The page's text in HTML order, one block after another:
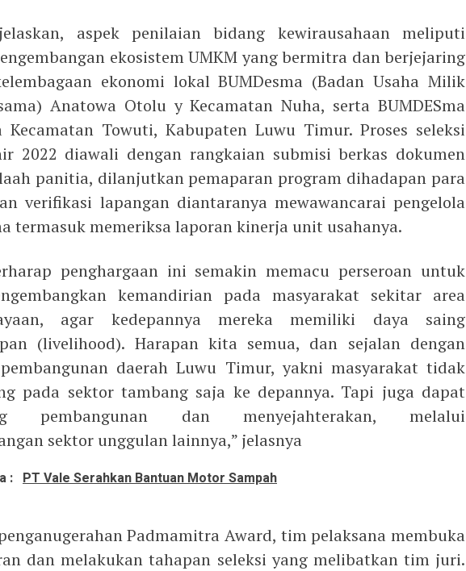
aspek penilaian bidang kewirausahaan meliputi
ekosistem UMKM yang bermitra dan berjejaring
ekonomi lokal BUMDesma (Badan Usaha Milik
Anatowa Otolu y Kecamatan Nuha, serta BUMDESma
Kecamatan Towuti, Kabupaten Luwu Timur. Proses seleksi
2022 diawali dengan rangkaian submisi berkas dokumen
panitia, dilanjutkan pemaparan program dihadapan para
verifikasi lapangan diantaranya mewawancarai pengelola
termasuk memeriksa laporan kinerja unit usahanya.
penghargaan ini semakin memacu perseroan untuk
kemandirian pada masyarakat sekitar area
agar kedepannya mereka memiliki daya saing
(livelihood). Harapan kita semua, dan sejalan dengan
daerah Luwu Timur, yakni masyarakat tidak
pada sektor tambang saja ke depannya. Tapi juga dapat
pembangunan dan menyejahterakan, melalui
sektor unggulan lainnya,” jelasnya
: PT Vale Serahkan Bantuan Motor Sampah
Padmamitra Award, tim pelaksana membuka
dan melakukan tahapan seleksi yang melibatkan tim juri.